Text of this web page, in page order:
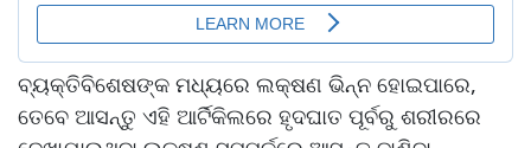
ବ୍ୟକ୍ତିବିଶେଷଙ୍କ ମଧ୍ୟରେ ଲକ୍ଷଣ ଭିନ୍ନ ହୋଇପାରେ,
ତେବେ ଆସନ୍ତୁ ଏହି ଆର୍ଟିକିଲରେ ହୃଦଘାତ ପୂର୍ବରୁ ଶରୀରରେ